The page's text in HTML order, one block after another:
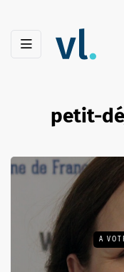
petit-
A